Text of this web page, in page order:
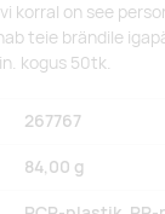
korral on see
teie brändile
kogus 50tk.
267767
84,00 g